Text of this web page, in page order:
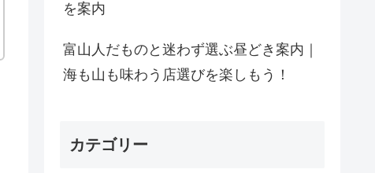
を案内
富山人だものと迷わず選ぶ昼どき案内｜
海も山も味わう店選びを楽しもう！
カテゴリー